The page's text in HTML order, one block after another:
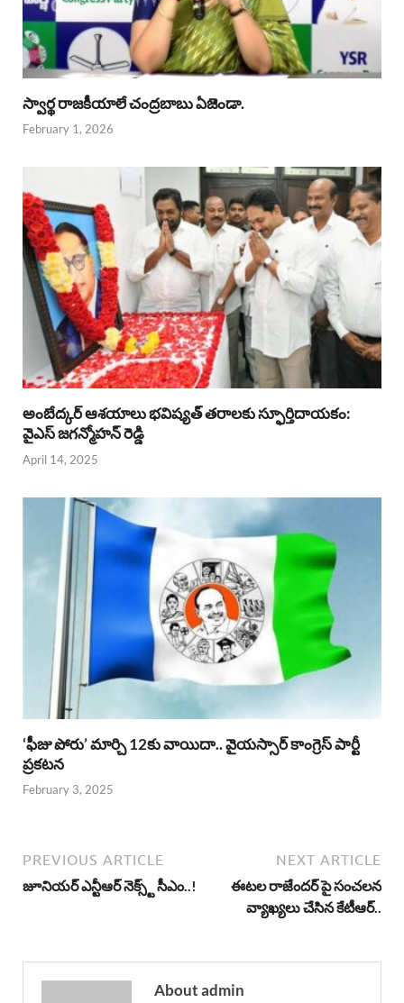
స్వార్థ రాజకీయాలే చంద్రబాబు ఏజెండా.
February 1, 2026
అంబేద్కర్ ఆశయాలు భవిష్యత్ తరాలకు స్ఫూర్తిదాయకం:
వైఎస్ జగన్మోహన్ రెడ్డి
April 14, 2025
‘ఫీజు పోరు’ మార్చి 12కు వాయిదా.. వైయస్సార్‌ కాంగ్రెస్‌ పార్టీ
ప్రకటన
February 3, 2025
PREVIOUS ARTICLE
జూనియర్ ఎన్టీఆర్ నెక్స్ట్ సీఎం..!
NEXT ARTICLE
ఈటల రాజేందర్ పై సంచలన
వ్యాఖ్యలు చేసిన కేటీఆర్..
About admin